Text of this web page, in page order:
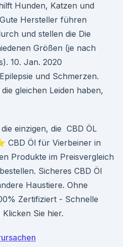
Hunden, Katzen und
Hersteller führen
und stellen die Die
Größen (je nach
10. Jan. 2020
und Schmerzen.
gleichen Leiden haben,
einzigen, die CBD ÖL
CBD Öl für Vierbeiner in
Produkte im Preisvergleich
Sicheres CBD Öl
Haustiere. Ohne
Zertifiziert - Schnelle
Sie hier.